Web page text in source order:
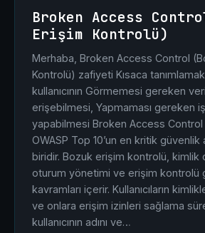
Broken Access
Erişim Kontrolü)
Merhaba, Broken Access Control
Kontrolü) zafiyeti Kısaca
kullanıcının Görmemesi gereken
erişebilmesi, Yapmaması gereken
yapabilmesi Broken Access Control
OWASP Top 10’un en kritik güvenlik
biridir. Bozuk erişim kontrolü, kimlik
oturum yönetimi ve erişim kontrolü
kavramları içerir. Kullanıcıların
ve onlara erişim izinleri sağlama
kullanıcının adını ve…